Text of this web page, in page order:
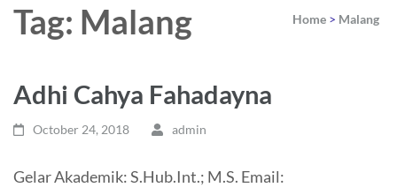
Tag: Malang Home > Malang
Adhi Cahya Fahadayna
October 24, 2018 admin
Gelar Akademik: S.Hub.Int.; M.S. Email: